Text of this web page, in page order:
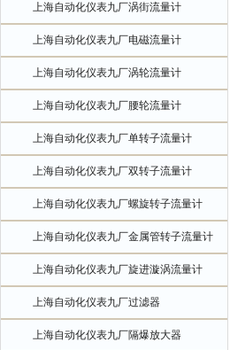
上海自动化仪表九厂涡街流量计
上海自动化仪表九厂电磁流量计
上海自动化仪表九厂涡轮流量计
上海自动化仪表九厂腰轮流量计
上海自动化仪表九厂单转子流量计
上海自动化仪表九厂双转子流量计
上海自动化仪表九厂螺旋转子流量计
上海自动化仪表九厂金属管转子流量计
上海自动化仪表九厂旋进漩涡流量计
上海自动化仪表九厂过滤器
上海自动化仪表九厂隔爆放大器